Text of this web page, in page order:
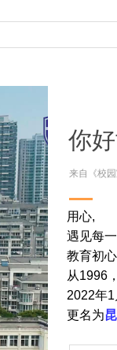
你
来自《校园
用心,
遇见每
教育初心
从1996
2022年1
更名为